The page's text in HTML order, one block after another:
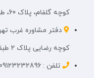
کوچه گلفام، پلاک 60، طبقه سوم، واحد 33
دفتر مشاوره غرب
کوچه رضایی پلاک ۲ طبقه اول
تلفن : 09123232896